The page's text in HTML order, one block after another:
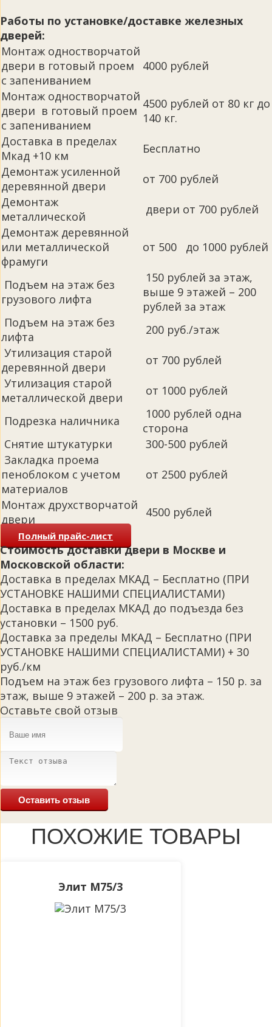
Работы по установке/доставке железных
дверей:
Монтаж одностворчатой
двери в готовый проем
с запениванием
4000 рублей
Монтаж одностворчатой
двери в готовый проем
с запениванием
4500 рублей от 80 кг до
140 кг.
Доставка в пределах
Мкад +10 км
Бесплатно
Демонтаж усиленной
деревянной двери
от 700 рублей
Демонтаж
металлической
двери от 700 рублей
Демонтаж деревянной
или металлической
фрамуги
от 500 до 1000 рублей
Подъем на этаж без
грузового лифта
150 рублей за этаж,
выше 9 этажей – 200
рублей за этаж
Подъем на этаж без
лифта
200 руб./этаж
Утилизация старой
деревянной двери
от 700 рублей
Утилизация старой
металлической двери
от 1000 рублей
Подрезка наличника
1000 рублей одна
сторона
Снятие штукатурки
300-500 рублей
Закладка проема
пеноблоком с учетом
материалов
от 2500 рублей
Монтаж друхстворчатой
двери
4500 рублей
Полный прайс-лист
Стоимость доставки двери в Москве и
Московской области:
Доставка в пределах МКАД – Бесплатно (ПРИ
УСТАНОВКЕ НАШИМИ СПЕЦИАЛИСТАМИ)
Доставка в пределах МКАД до подъезда без
установки – 1500 руб.
Доставка за пределы МКАД – Бесплатно (ПРИ
УСТАНОВКЕ НАШИМИ СПЕЦИАЛИСТАМИ) + 30
руб./км
Подъем на этаж без грузового лифта – 150 р. за
этаж, выше 9 этажей – 200 р. за этаж.
Оставьте свой отзыв
Оставить отзыв
ПОХОЖИЕ ТОВАРЫ
Элит М75/3